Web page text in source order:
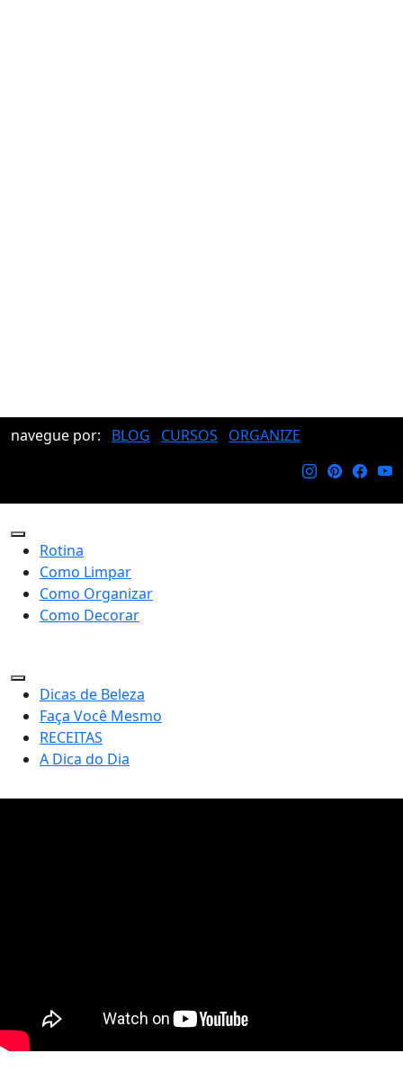
navegue por: BLOG CURSOS ORGANIZE
Rotina
Como Limpar
Como Organizar
Como Decorar
Dicas de Beleza
Faça Você Mesmo
RECEITAS
A Dica do Dia